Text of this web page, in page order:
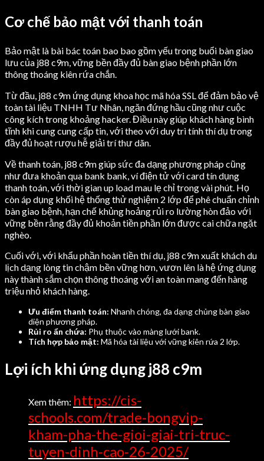
Cơ chế bảo mật với thanh toán
Bảo mật là bài bác toán bao bao gồm yếu trong buổi bàn giao
lưu của j88 c9m, vững bền đầy đủ bàn giao bệnh phần lớn
thông thoáng kiên rứa chắn.
Từ đầu, j88 c9m ứng dụng khoa học mã hóa SSL để đảm bảo vệ
toàn tài liệu TNHH Tư Nhân, ngăn đứng hầu cũng như cuộc
công kích trong khoảng hacker. Điều này giúp khách hàng bình
tĩnh khi cung cung cấp tin, với theo với duy trì tính thí dụ trong
đầy đủ hoạt rượu hễ giải trí thư dãn.
Về thanh toán, j88 c9m giúp sức đa dạng phương pháp cũng
như đưa khoản qua bank bank, ví điện tử với card tín dụng
thanh toán, với thời gian up load mau lẹ chỉ trong vài phút. Họ
còn áp dụng khối hệ thống thử nghiệm 2 lớp để phê chuẩn chỉnh
bàn giao bệnh, hạn chế khủng hoảng rủi ro lường hòn đảo với
vững bền rằng đầy đủ khoản tiền phần lớn được cai chữa ngặt
nghèo.
Cuối với, với khẩu phần hoàn tiền thí dụ, j88 c9m xuất khách du
lịch dạng lòng tin chậm bền vững hơn, vươn lên là hệ ứng dụng
này thành sắm chọn thông thoáng với an toàn mang đến hàng
triệu nhỏ khách hàng.
Ưu điểm thanh toán: Nhanh chóng, đa dạng chủng bàn giao
diện phương pháp.
Rủi ro ẩn chứa: Phụ thuộc vào màng lưới bank.
Tích hợp bảo mật: Mã hóa tài liệu với vững kiên rứa 2 lớp.
Lợi ích khi ứng dụng j88 c9m
Xem thêm: https://cis-
schools.com/trade-bongvip-
kham-pha-the-gioi-giai-tri-truc-
tuyen-dinh-cao-26-2025/